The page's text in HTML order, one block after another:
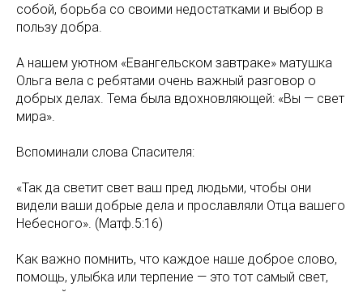
собой, борьба со своими недостатками и выбор в
пользу добра.
А нашем уютном «Евангельском завтраке» матушка
Ольга вела с ребятами очень важный разговор о
добрых делах. Тема была вдохновляющей: «Вы — свет
мира».
Вспоминали слова Спасителя:
«Так да светит свет ваш пред людьми, чтобы они
видели ваши добрые дела и прославляли Отца вашего
Небесного». (Матф.5:16)
Как важно помнить, что каждое наше доброе слово,
помощь, улыбка или терпение — это тот самый свет,